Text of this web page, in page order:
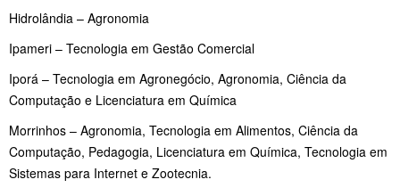
Hidrolândia – Agronomia
Ipameri – Tecnologia em Gestão Comercial
Iporá – Tecnologia em Agronegócio, Agronomia, Ciência da
Computação e Licenciatura em Química
Morrinhos – Agronomia, Tecnologia em Alimentos, Ciência da
Computação, Pedagogia, Licenciatura em Química, Tecnologia em
Sistemas para Internet e Zootecnia.